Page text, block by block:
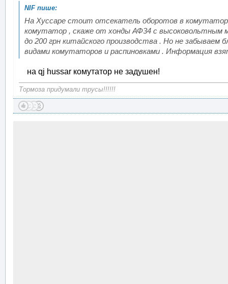
На Хуссаре стоит отсекатель оборотов в
комутатор , скаже от хонды АФ34 с
до 200 грн китайского производства . Но не
видами комутаторов и распиновками . Информация
на qj hussаr комутатор не задушен!
Тормоза придумали трусы!!!!!!